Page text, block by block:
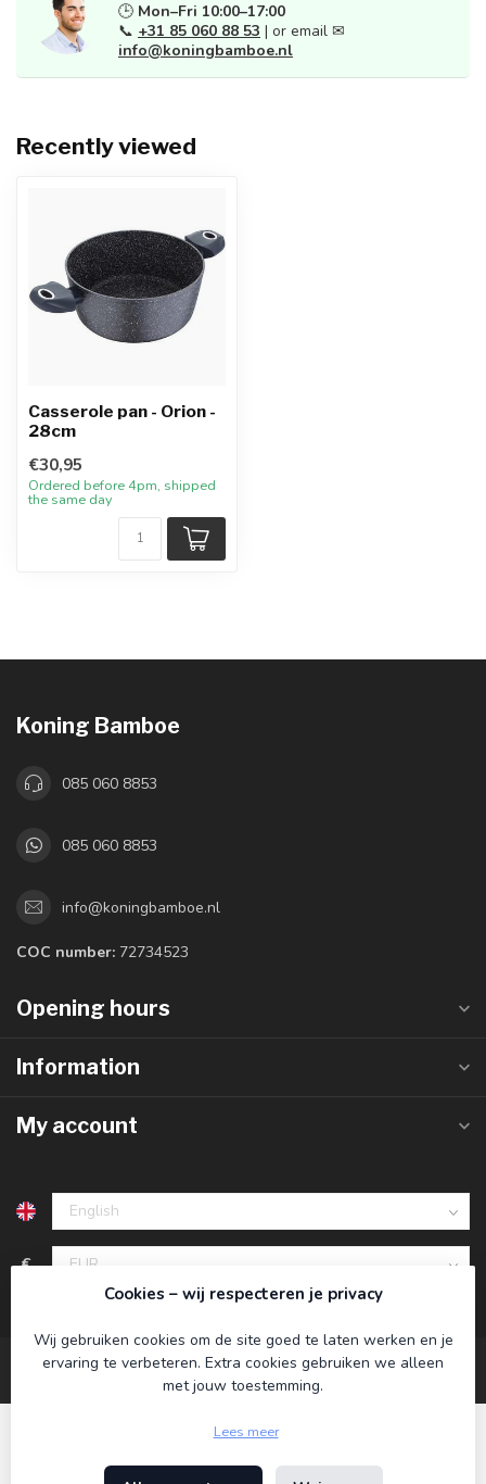
🕒 Mon–Fri 10:00–17:00
📞 +31 85 060 88 53 | or email ✉
info@koningbamboe.nl
Recently viewed
Casserole pan - Orion -
28cm
€30,95
Ordered before 4pm, shipped
the same day
Koning Bamboe
085 060 8853
085 060 8853
info@koningbamboe.nl
COC number: 72734523
Opening hours
Information
My account
€
Cookies – wij respecteren je privacy
Wij gebruiken cookies om de site goed te laten werken en je
ervaring te verbeteren. Extra cookies gebruiken we alleen
met jouw toestemming.
Lees meer